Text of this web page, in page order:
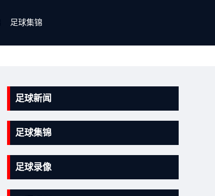
足球集锦
足球新闻
足球集锦
足球录像